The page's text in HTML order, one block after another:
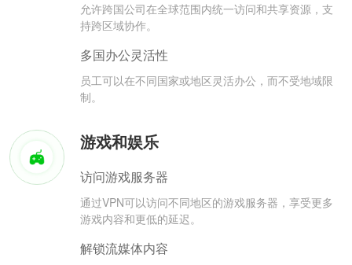
允许跨国公司在全球范围内统一访问和共享资源，支
持跨区域协作。
多国办公灵活性
员工可以在不同国家或地区灵活办公，而不受地域限
制。
游戏和娱乐
访问游戏服务器
通过VPN可以访问不同地区的游戏服务器，享受更多
游戏内容和更低的延迟。
解锁流媒体内容